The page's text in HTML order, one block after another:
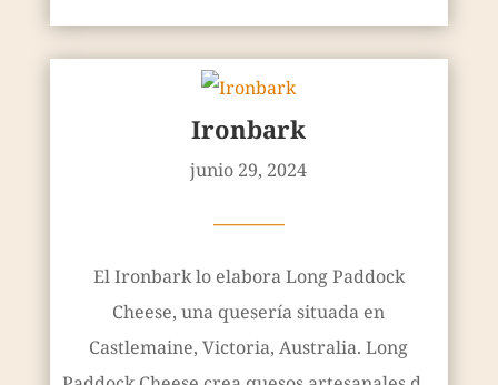
Ironbark
junio 29, 2024
————
El Ironbark lo elabora Long Paddock
Cheese, una quesería situada en
Castlemaine, Victoria, Australia. Long